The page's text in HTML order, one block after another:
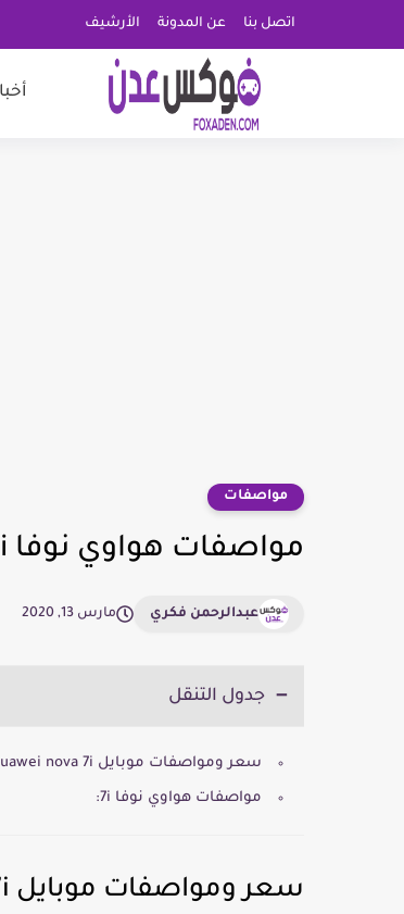
اتصل بنا عن المدونة الأرشيف
مواصفات
مواصفات هواوي نوفا 7i وسعرة
عبدالرحمن فكري مارس 13, 2020
جدول التنقل
سعر ومواصفات موبايل Huawei nova 7i
مواصفات هواوي نوفا 7i:
سعر ومواصفات موبايل Huawei nova 7i